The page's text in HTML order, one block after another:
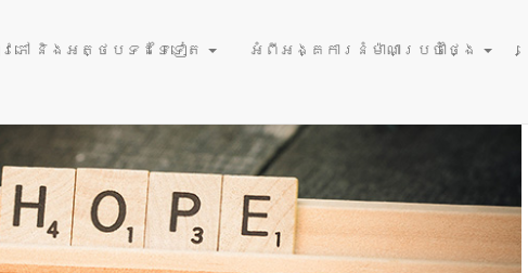
វភៅ និងអត្ថបទដទៃទៀត អំពីអង្គការនំម៉ាណាប្រចាំថ្ងៃ